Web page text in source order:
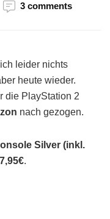
3 comments
leider nichts
heute wieder.
die PlayStation 2
nach gezogen.
Silver (inkl.
.